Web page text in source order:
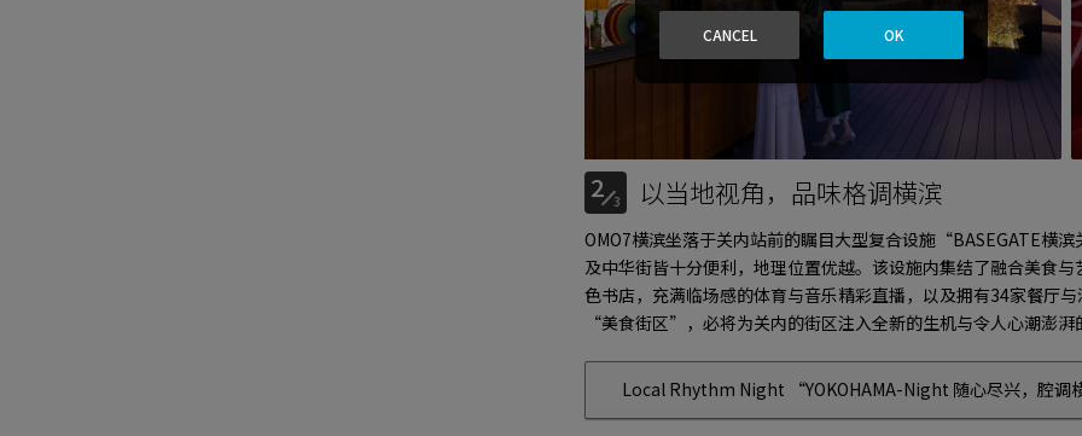
CANCEL OK
2 3 以当地视角，品味格调横滨
OMO7横滨坐落于关内站前的瞩目大型复合设施“BASEGATE横
及中华街皆十分便利，地理位置优越。该设施内集结了融合美食
色书店，充满临场感的体育与音乐精彩直播，以及拥有34家餐厅
“美食街区”，必将为关内的街区注入全新的生机与令人心潮澎湃
Local Rhythm Night “YOKOHAMA-Night 随心尽兴，腔调